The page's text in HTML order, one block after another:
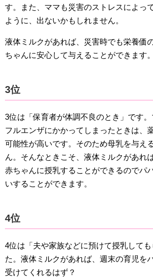
す。また、ママも災害のストレスによっ
ように、出ないかもしれません。
液体ミルクがあれば、災害時でも栄養価
ちゃんに安心して与えることができます。
3位
3位は「保育者が体調不良のとき」です
フルエンザにかかってしまったときは、
可能性が高いです。そのため母乳を与え
ん。そんなときこそ、液体ミルクがあれ
赤ちゃんに授乳することができるのでパ
いすることができます。
4位
4位は「夫や家族などに預けて授乳して
た。液体ミルクがあれば、週末の育児を
受けてくれるはず？